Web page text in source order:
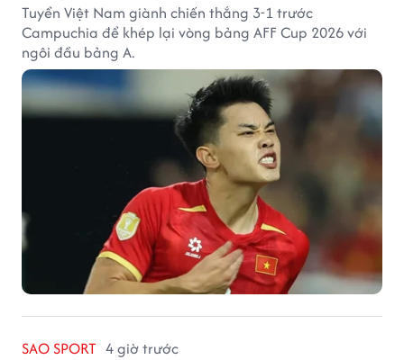
Tuyển Việt Nam giành chiến thắng 3-1 trước
Campuchia để khép lại vòng bảng AFF Cup 2026 với
ngôi đầu bảng A.
SAO SPORT 4 giờ trước